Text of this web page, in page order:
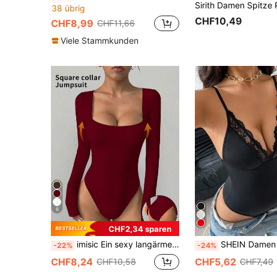
38 übrig
CHF8,99 CHF11,66
Viele Stammkunden
CHF10,49
6
CHF2,34 sparen
-22% imisic Ein sexy langärmeliger Jumpsuit mit quadratischem Ausschnitt für Frühling/Sommer, mit tiefem quadratischem Ausschnitt-Design, grundlegendes eng anliegendes Grundstück, das für Innen- und Außenbereich geeignet ist, hervorragende Formgebung. Dieser eng anliegende, tief ausgeschnittene, quadratische Ausschnitt, langärmelige Jumpsuit ist geeignet für Sport, Hauskleidung und tägliche Aktivitäten.
CHF8,24 CHF10,58
-24% SHEIN Damen Bodysuit mit Spitzeneinsatz
CHF5,62 CHF7,49